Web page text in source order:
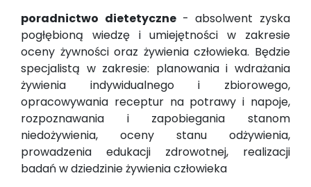
poradnictwo dietetyczne- absolwent zyska
pogłębioną wiedzę i umiejętności w zakresie
oceny żywności oraz żywienia człowieka. Będzie
specjalistą w zakresie: planowania i wdrażania
żywienia indywidualnego i zbiorowego,
opracowywania receptur na potrawy i napoje,
rozpoznawania i zapobiegania stanom
niedożywienia, oceny stanu odżywienia,
prowadzenia edukacji zdrowotnej, realizacji
badań w dziedzinie żywienia człowieka